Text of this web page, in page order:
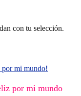
con tu selección.
por mi mundo